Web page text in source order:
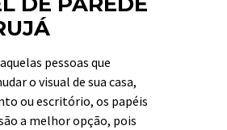
pessoas que
o visual de sua casa,
ou escritório, os papéis
a melhor opção, pois